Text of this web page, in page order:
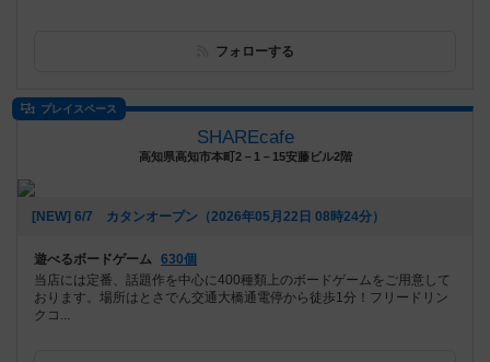
フォローする
プレイスペース
SHAREcafe
高知県高知市本町2－1－15安藤ビル2階
[NEW] 6/7 カタンオープン（2026年05月22日 08時24分）
遊べるボードゲーム 630個
当店には定番、話題作を中心に400種類上のボードゲームをご用意して
おります。場所はとさでん交通大橋通電停から徒歩1分！フリードリン
クコ...